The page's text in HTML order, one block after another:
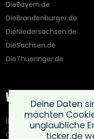
DieBayern.de
DieBrandenburger.de
DieNiedersachsen.de
DieSachsen.de
DieThueringer.de
Weitere Portale
Blaulicht-Ticker.de
Oberlausitz.holiday
Deine Daten
möchten
unglaubliche
ticker.de